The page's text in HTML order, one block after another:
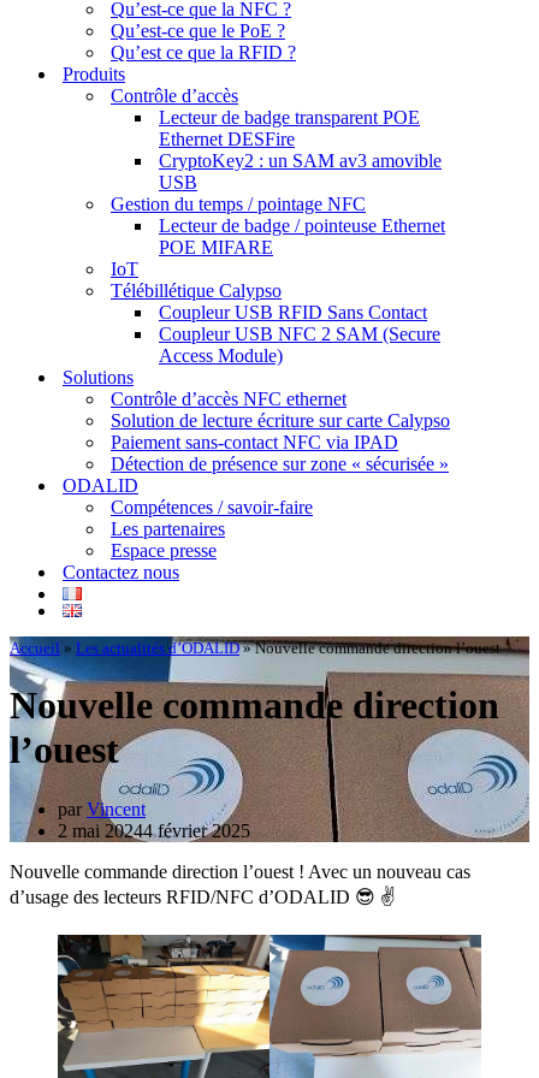
Qu’est-ce que la NFC ?
Qu’est-ce que le PoE ?
Qu’est ce que la RFID ?
Produits
Contrôle d’accès
Lecteur de badge transparent POE
Ethernet DESFire
CryptoKey2 : un SAM av3 amovible
USB
Gestion du temps / pointage NFC
Lecteur de badge / pointeuse Ethernet
POE MIFARE
IoT
Télébillétique Calypso
Coupleur USB RFID Sans Contact
Coupleur USB NFC 2 SAM (Secure
Access Module)
Solutions
Contrôle d’accès NFC ethernet
Solution de lecture écriture sur carte Calypso
Paiement sans-contact NFC via IPAD
Détection de présence sur zone « sécurisée »
ODALID
Compétences / savoir-faire
Les partenaires
Espace presse
Contactez nous
Accueil » Les actualités d’ODALID»Nouvelle commande direction l’ouest
Nouvelle commande direction
l’ouest
parVincent
2 mai 20244 février 2025
Nouvelle commande direction l’ouest ! Avec un nouveau cas
d’usage des lecteurs RFID/NFC d’ODALID 😎 ✌